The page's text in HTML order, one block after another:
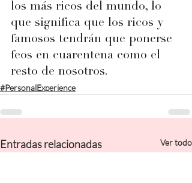
los más ricos del mundo, lo
que significa que los ricos y
famosos tendrán que ponerse
feos en cuarentena como el
resto de nosotros.
#PersonalExperience
Entradas relacionadas Ver todo